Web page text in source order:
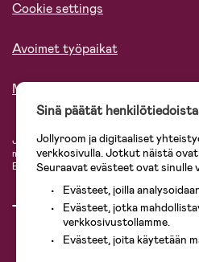
Cookie settings
Avoimet työpaikat
Meistä
Jollyroomin laajasta valikoimasta tilaat
mielin. Jollyroomilta saat lastenvaunut,
Baby Jogger, BabyBjörn, Didriksons,
Sinä päätät
Jollyroom ja digitaaliset
verkkosivulla. Jotkut näistä
Seuraavat evästeet ovat sinulle
Evästeet, joilla
Evästeet, jotka
verkkosivustollamme.
Evästeet, joita käytetään